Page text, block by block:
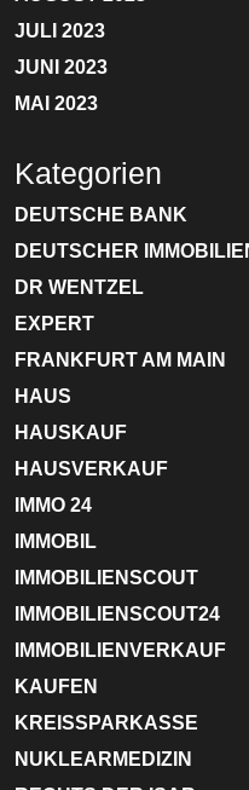
JULI 2023
JUNI 2023
MAI 2023
Kategorien
DEUTSCHE BANK
DEUTSCHER
DR WENTZEL
EXPERT
FRANKFURT AM MAIN
HAUS
HAUSKAUF
HAUSVERKAUF
IMMO 24
IMMOBIL
IMMOBILIENSCOUT
IMMOBILIENSCOUT24
IMMOBILIENVERKAUF
KAUFEN
KREISSPARKASSE
NUKLEARMEDIZIN